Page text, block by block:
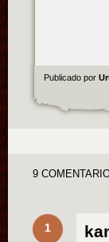
Publicado por
9
1